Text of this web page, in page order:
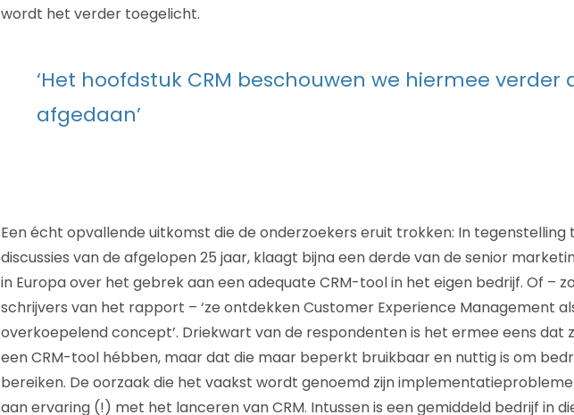
wordt het verder toegelicht.
‘Het hoofdstuk CRM beschouwen we hiermee verder
afgedaan’
Een écht opvallende uitkomst die de onderzoekers eruit trokken: In tegenstelling
discussies van de afgelopen 25 jaar, klaagt bijna een derde van de senior
in Europa over het gebrek aan een adequate CRM-tool in het eigen bedrijf. Of –
schrijvers van het rapport – ‘ze ontdekken Customer Experience Management
overkoepelend concept’. Driekwart van de respondenten is het ermee eens dat
een CRM-tool hébben, maar dat die maar beperkt bruikbaar en nuttig is om
bereiken. De oorzaak die het vaakst wordt genoemd zijn
aan ervaring (!) met het lanceren van CRM. Intussen is een gemiddeld bedrijf in